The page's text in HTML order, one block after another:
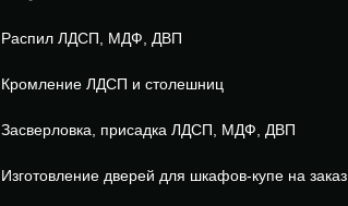
Распил ЛДСП, МДФ, ДВП
Кромление ЛДСП и столешниц
Засверловка, присадка ЛДСП, МДФ, ДВП
Изготовление дверей для шкафов-купе на заказ